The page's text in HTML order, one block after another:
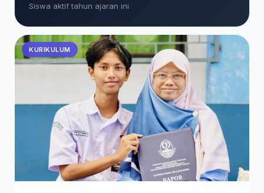
Siswa aktif tahun ajaran ini
KURIKULUM